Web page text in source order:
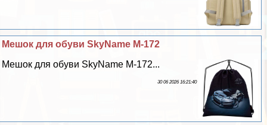
Мешок для обуви SkyName M-172
Мешок для обуви SkyName M-172...
30 06 2026 16:21:40